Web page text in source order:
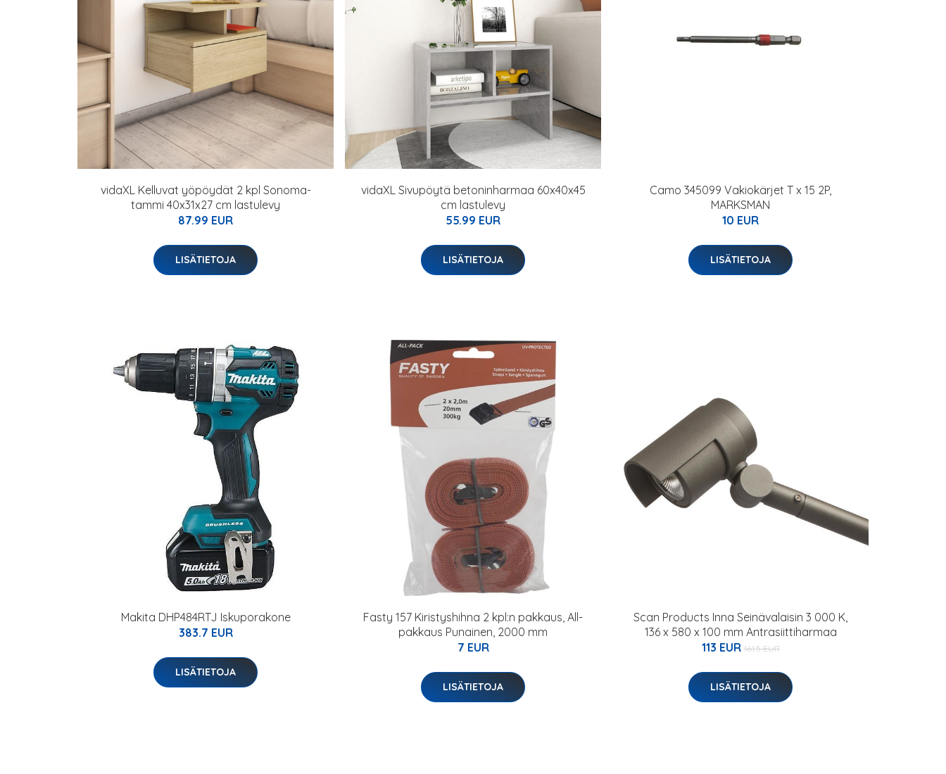
vidaXL Kelluvat yöpöydät 2 kpl Sonoma-
tammi 40x31x27 cm lastulevy
87.99 EUR
LISÄTIETOJA
vidaXL Sivupöytä betoninharmaa 60x40x45
cm lastulevy
55.99 EUR
LISÄTIETOJA
Camo 345099 Vakiokärjet T x 15 2P,
MARKSMAN
10 EUR
LISÄTIETOJA
Makita DHP484RTJ Iskuporakone
383.7 EUR
LISÄTIETOJA
Fasty 157 Kiristyshihna 2 kpl:n pakkaus, All-
pakkaus Punainen, 2000 mm
7 EUR
LISÄTIETOJA
Scan Products Inna Seinävalaisin 3 000 K,
136 x 580 x 100 mm Antrasiittiharmaa
113 EUR 161.5 EUR
LISÄTIETOJA